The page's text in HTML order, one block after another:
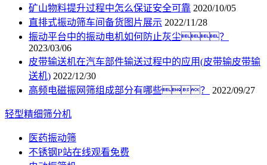
矿山物料提升过程中怎么保证安全可靠 2020/10/05
直排式振动筛车间备货图片展示 2022/11/28
振动平台中的振动电机如何防止灰尘？
2023/03/06
皮带输送机在汽车部件输送过程中的应用(皮带输皮带输
送机) 2022/12/30
高频电磁振网筛组成部分有哪些？
2022/09/27
轻型精细筛分机
医药振动筛
不锈钢P站在线观看免费